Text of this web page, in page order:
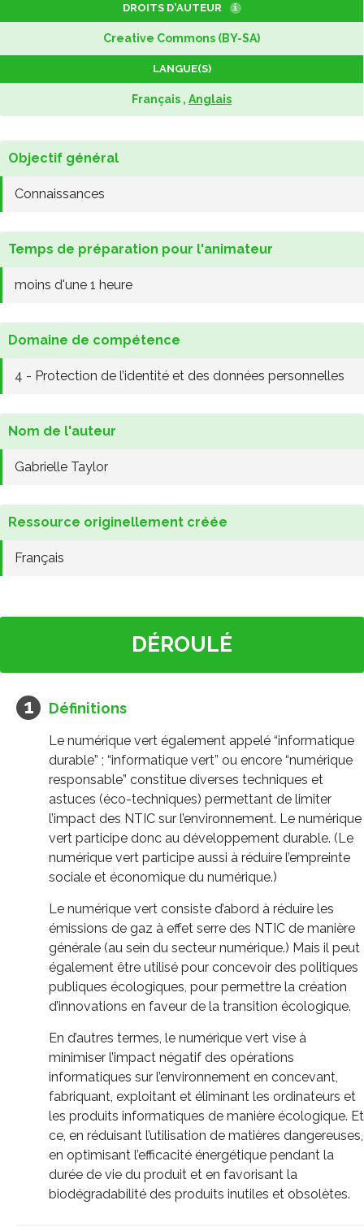
DROITS D'AUTEUR i
Creative Commons (BY-SA)
LANGUE(S)
Français , Anglais
Objectif général
Connaissances
Temps de préparation pour l'animateur
moins d'une 1 heure
Domaine de compétence
4 - Protection de l’identité et des données personnelles
Nom de l'auteur
Gabrielle Taylor
Ressource originellement créée
Français
DÉROULÉ
Définitions
Le numérique vert également appelé “informatique
durable” ; “informatique vert” ou encore “numérique
responsable” constitue diverses techniques et
astuces (éco-techniques) permettant de limiter
l’impact des NTIC sur l’environnement. Le numérique
vert participe donc au développement durable. (Le
numérique vert participe aussi à réduire l’empreinte
sociale et économique du numérique.)
Le numérique vert consiste d’abord à réduire les
émissions de gaz à effet serre des NTIC de manière
générale (au sein du secteur numérique.) Mais il peut
également être utilisé pour concevoir des politiques
publiques écologiques, pour permettre la création
d’innovations en faveur de la transition écologique.
En d’autres termes, le numérique vert vise à
minimiser l’impact négatif des opérations
informatiques sur l’environnement en concevant,
fabriquant, exploitant et éliminant les ordinateurs et
les produits informatiques de manière écologique. Et
ce, en réduisant l’utilisation de matières dangereuses,
en optimisant l’efficacité énergétique pendant la
durée de vie du produit et en favorisant la
biodégradabilité des produits inutiles et obsolètes.